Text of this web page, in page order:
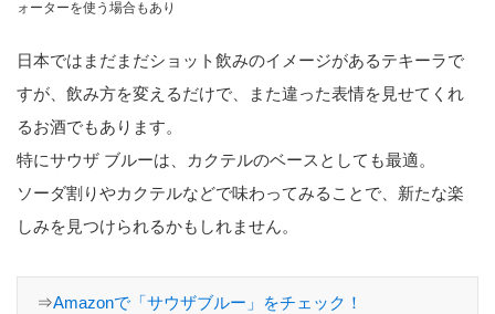
ォーターを使う場合もあり
日本ではまだまだショット飲みのイメージがあるテキーラで
すが、飲み方を変えるだけで、また違った表情を見せてくれ
るお酒でもあります。
特にサウザ ブルーは、カクテルのベースとしても最適。
ソーダ割りやカクテルなどで味わってみることで、新たな楽
しみを見つけられるかもしれません。
⇒Amazonで「サウザブルー」をチェック！